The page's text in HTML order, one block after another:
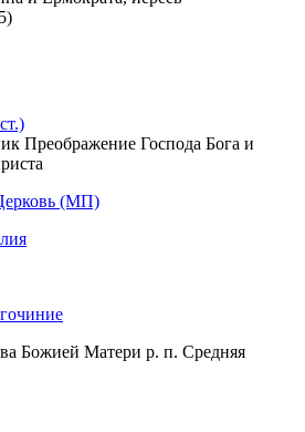
Преображение Господа Бога и
(МП)
Божией Матери р. п. Средняя